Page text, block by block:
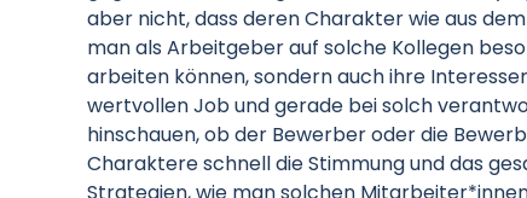
aber nicht, dass deren Charakter wie aus
man als Arbeitgeber auf solche Kollegen
arbeiten können, sondern auch ihre
wertvollen Job und gerade bei solch
hinschauen, ob der Bewerber oder die
Charaktere schnell die Stimmung und das